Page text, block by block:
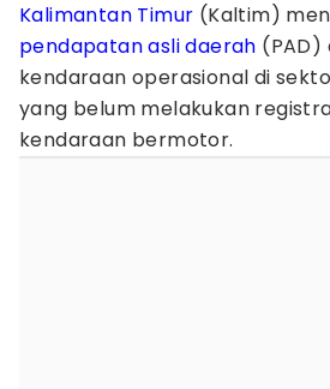
Kalimantan Timur (Kaltim)
pendapatan asli daerah (PAD)
kendaraan operasional di
yang belum melakukan
kendaraan bermotor.